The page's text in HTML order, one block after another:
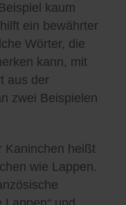
kaum
ein bewährter
Wörter, die
kann, mit
aus der
zwei Beispielen
Kaninchen heißt
wie Lappen.